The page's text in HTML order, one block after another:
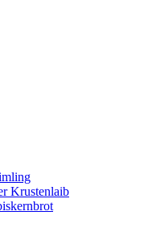
Krustenlaib